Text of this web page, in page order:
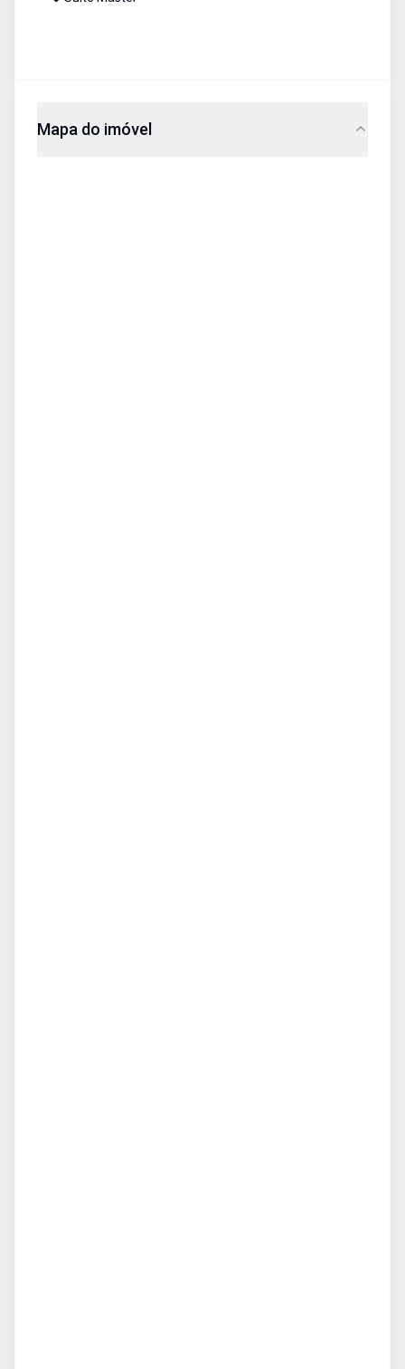
Mapa do imóvel